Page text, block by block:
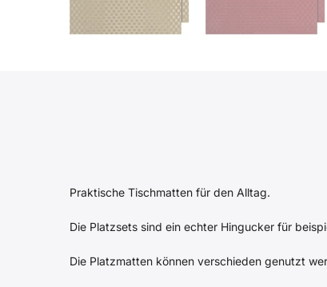
Praktische Tischmatten für den Alltag.
Die Platzsets sind ein echter Hingucker für
Die Platzmatten können verschieden genutzt